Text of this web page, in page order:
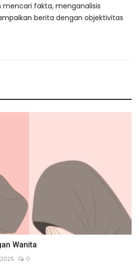
fakta, menganalisis
berita dengan objektivitas
Wanita
0